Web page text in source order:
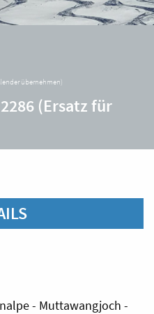
übernehmen)
(Ersatz für
- Muttawangjoch -